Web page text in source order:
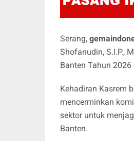
Serang,
Shofanudin, S.I.P.,
Banten Tahun
Kehadiran Kasrem
mencerminkan
sektor untuk
Banten.